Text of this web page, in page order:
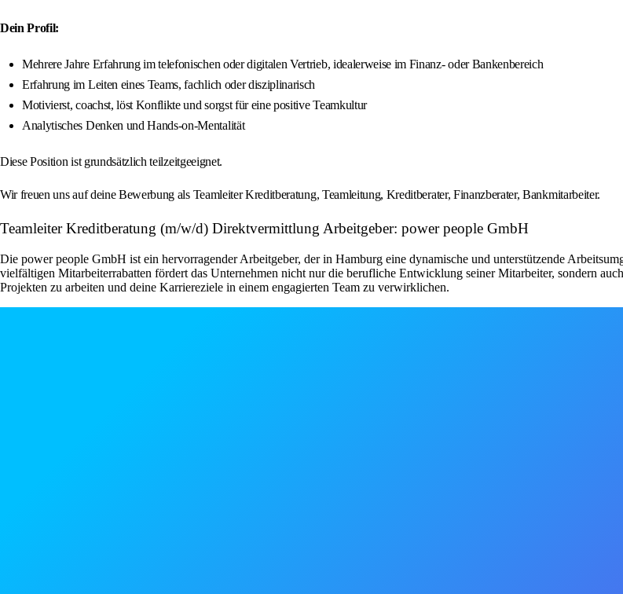
Dein Profil:
Mehrere Jahre Erfahrung im telefonischen oder digitalen Vertrieb, idealerweise im Finanz- oder Bankenbereich
Erfahrung im Leiten eines Teams, fachlich oder disziplinarisch
Motivierst, coachst, löst Konflikte und sorgst für eine positive Teamkultur
Analytisches Denken und Hands-on-Mentalität
Diese Position ist grundsätzlich teilzeitgeeignet.
Wir freuen uns auf deine Bewerbung als Teamleiter Kreditberatung, Teamleitung, Kreditberater, Finanzberater, Bankmitarbeiter.
Teamleiter Kreditberatung (m/w/d) Direktvermittlung Arbeitgeber: power people GmbH
Die power people GmbH ist ein hervorragender Arbeitgeber, der in Hamburg eine dynamische und unterstützende
vielfältigen Mitarbeiterrabatten fördert das Unternehmen nicht nur die berufliche Entwicklung seiner Mitarbeiter, sondern
Projekten zu arbeiten und deine Karriereziele in einem engagierten Team zu verwirklichen.